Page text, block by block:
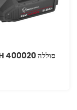
סוללה 400020 2.0AH